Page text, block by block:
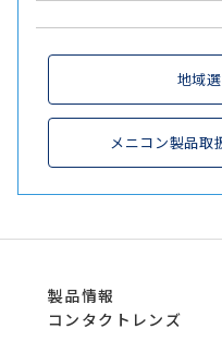
地域
メニコン製品取
製品情報
コンタクトレンズ